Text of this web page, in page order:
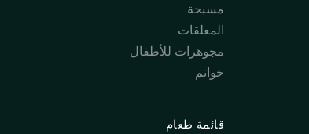
مسبحة
المعلقات
مجوهرات للأطفال
خواتم
قائمة طعام